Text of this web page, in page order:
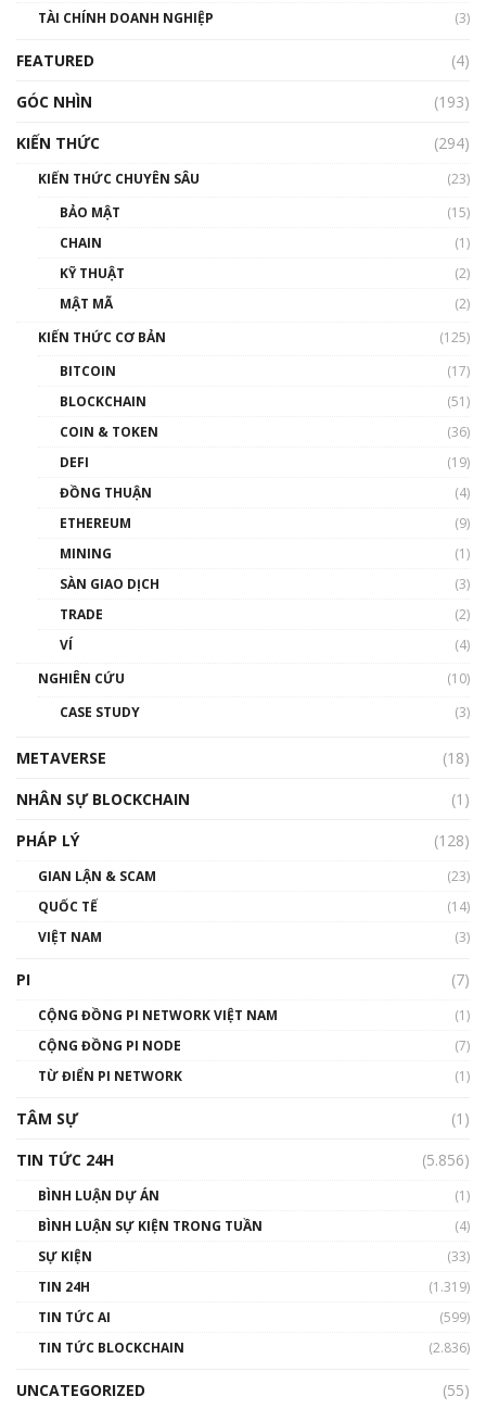
đến hệ sinh thái tiền mã hoá | Phổ cập
00:43:47
như thể nào?
00:39:31
Phổ cập Blockchain
thống & Crypto qua các cuộc chiến | Phổ cập
01:32:59
gió ấm
Talkshow 14: MemeCoin – Trò đùa tỷ đô
01:29:26
TÀI CHÍNH DOANH NGHIỆP
(3)
FEATURED
(4)
GÓC NHÌN
(193)
KIẾN THỨC
(294)
KIẾN THỨC CHUYÊN SÂU
(23)
BẢO MẬT
(15)
CHAIN
(1)
KỸ THUẬT
(2)
MẬT MÃ
(2)
KIẾN THỨC CƠ BẢN
(125)
BITCOIN
(17)
BLOCKCHAIN
(51)
COIN & TOKEN
(36)
DEFI
(19)
ĐỒNG THUẬN
(4)
ETHEREUM
(9)
MINING
(1)
SÀN GIAO DỊCH
(3)
TRADE
(2)
VÍ
(4)
NGHIÊN CỨU
(10)
CASE STUDY
(3)
METAVERSE
(18)
NHÂN SỰ BLOCKCHAIN
(1)
PHÁP LÝ
(128)
GIAN LẬN & SCAM
(23)
QUỐC TẾ
(14)
VIỆT NAM
(3)
PI (7)
CỘNG ĐỒNG PI NETWORK VIỆT NAM
(1)
CỘNG ĐỒNG PI NODE
(7)
TỪ ĐIỂN PI NETWORK
(1)
TÂM SỰ
(1)
TIN TỨC 24H
(5.856)
BÌNH LUẬN DỰ ÁN
(1)
BÌNH LUẬN SỰ KIỆN TRONG TUẦN
(4)
SỰ KIỆN
(33)
TIN 24H
(1.319)
TIN TỨC AI
(599)
TIN TỨC BLOCKCHAIN
(2.836)
UNCATEGORIZED (55)